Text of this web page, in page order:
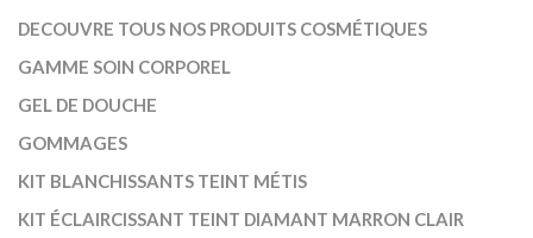
DECOUVRE TOUS NOS PRODUITS COSMÉTIQUES
GAMME SOIN CORPOREL
GEL DE DOUCHE
GOMMAGES
KIT BLANCHISSANTS TEINT MÉTIS
KIT ÉCLAIRCISSANT TEINT DIAMANT MARRON CLAIR